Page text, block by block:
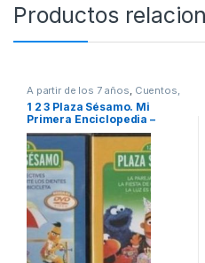
Productos
A partir de los 7 años, Cuentos,
Fabulas y Relatos Cultura Para
Niños,Diccionarios y
Enciclopedias,Didácticos,
Interes General
1 2 3 Plaza Sésamo. Mi
Primera Enciclopedia –
Planeta